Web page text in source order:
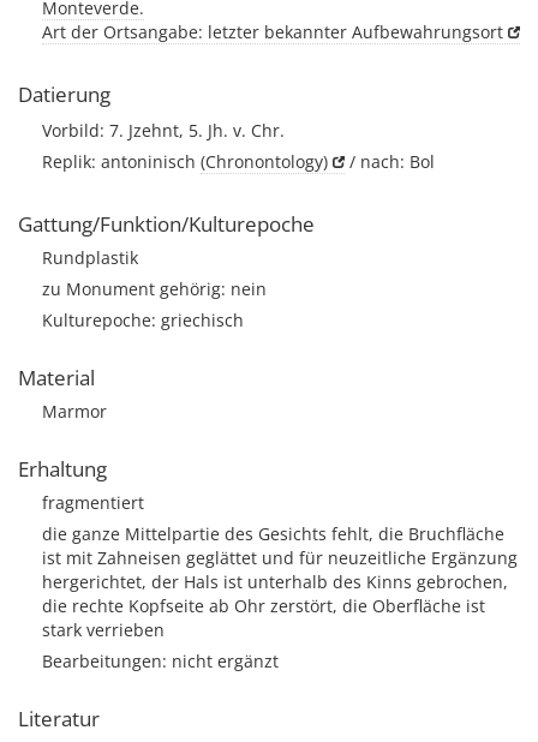
Monteverde.
Art der Ortsangabe: letzter bekannter Aufbewahrungsort
Datierung
Vorbild: 7. Jzehnt, 5. Jh. v. Chr.
Replik: antoninisch (Chronontology) / nach: Bol
Gattung/Funktion/Kulturepoche
Rundplastik
zu Monument gehörig: nein
Kulturepoche: griechisch
Material
Marmor
Erhaltung
fragmentiert
die ganze Mittelpartie des Gesichts fehlt, die Bruchfläche
ist mit Zahneisen geglättet und für neuzeitliche Ergänzung
hergerichtet, der Hals ist unterhalb des Kinns gebrochen,
die rechte Kopfseite ab Ohr zerstört, die Oberfläche ist
stark verrieben
Bearbeitungen: nicht ergänzt
Literatur